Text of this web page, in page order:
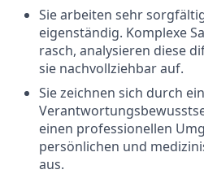
Sie arbeiten sehr
eigenständig. Komplexe
rasch, analysieren diese
sie nachvollziehbar auf.
Sie zeichnen sich durch
einen professionellen
persönlichen und
aus.